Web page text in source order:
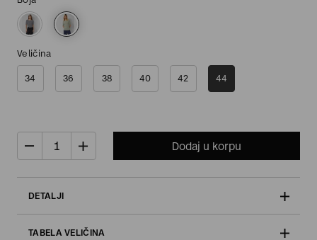
Veličina
34 36 38 40 42 44
Dodaj u korpu
DETALJI
TABELA VELIČINA